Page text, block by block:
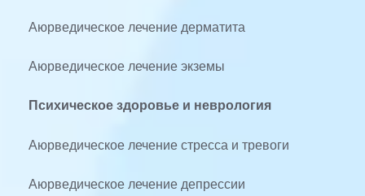
Аюрведическое лечение дерматита
Аюрведическое лечение экземы
Психическое здоровье и неврология
Аюрведическое лечение стресса и тревоги
Аюрведическое лечение депрессии